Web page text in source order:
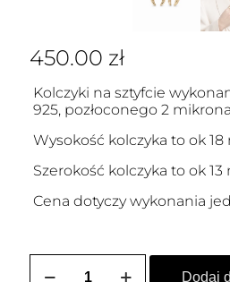
450.00 zł
Kolczyki na sztyfcie
925, pozłoconego 2
Wysokość kolczyka to ok 18
Szerokość kolczyka to ok 13
Cena dotyczy wykonania
Kolczyki
Dodaj